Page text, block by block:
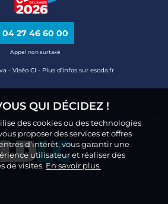
04 27 46 60 00
Appel non surtaxé
- Viséo CI - Plus d’infos sur escda.fr
QUI DÉCIDEZ !
des cookies ou des technologies
proposer des services et offres
d’intérêt, vous garantir une
utilisateur et réaliser des
de visites. En savoir plus.